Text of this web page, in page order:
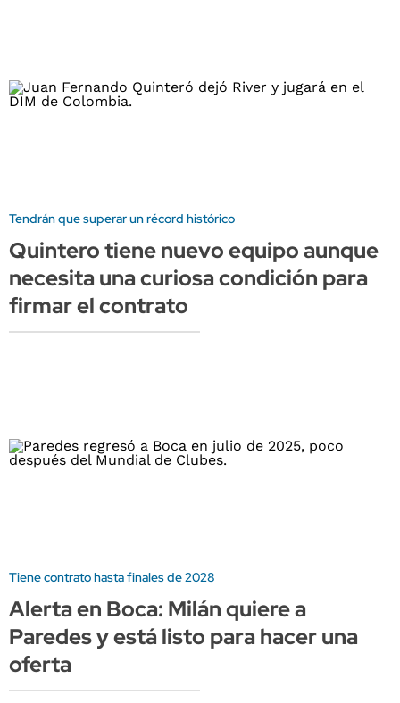
Tendrán que superar un récord histórico
Quintero tiene nuevo equipo aunque
necesita una curiosa condición para
firmar el contrato
Tiene contrato hasta finales de 2028
Alerta en Boca: Milán quiere a
Paredes y está listo para hacer una
oferta